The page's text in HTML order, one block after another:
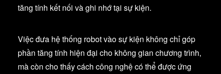
tăng tính kết nối và ghi nhớ tại sự kiện.
Việc đưa hệ thống robot vào sự kiện không chỉ góp
phần tăng tính hiện đại cho không gian chương trình,
mà còn cho thấy cách công nghệ có thể được ứng